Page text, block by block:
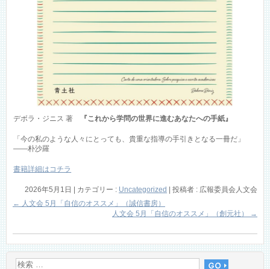
デボラ・ジニス 著 『これから学問の世界に進むあなたへの手紙』
「今の私のような人々にとっても、貴重な指導の手引きとなる一冊だ」
――朴沙羅
書籍詳細はコチラ
2026年5月1日 | カテゴリー : Uncategorized | 投稿者 : 広報委員会人文会
← 人文会 5月「自信のオススメ」（誠信書房）
人文会 5月「自信のオススメ」（創元社）
→